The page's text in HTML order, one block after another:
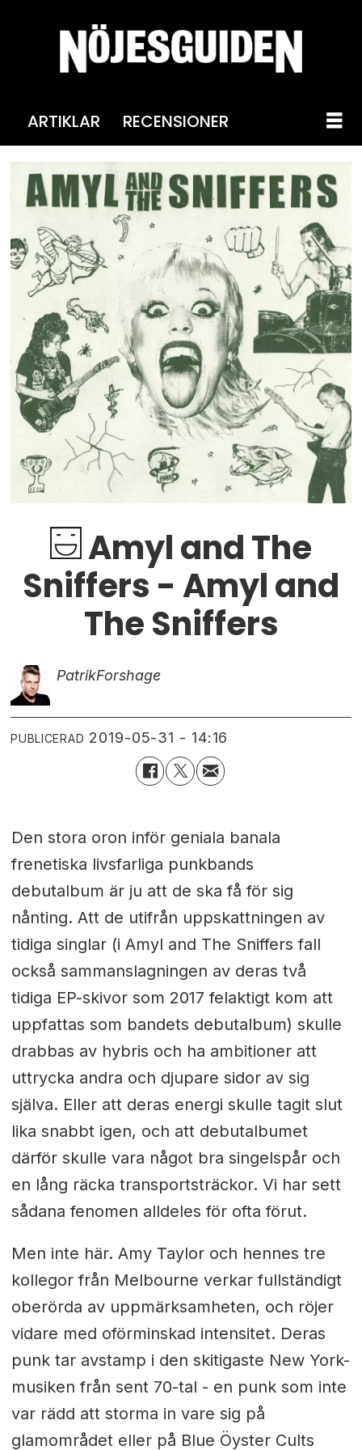
ARTIKLAR RECENSIONER
Amyl and The
Sniffers - Amyl and
The Sniffers
PatrikForshage
PUBLICERAD 2019-05-31 - 14:16
Den stora oron inför geniala banala
frenetiska livsfarliga punkbands
debutalbum är ju att de ska få för sig
nånting. Att de utifrån uppskattningen av
tidiga singlar (i Amyl and The Sniffers fall
också sammanslagningen av deras två
tidiga EP-skivor som 2017 felaktigt kom att
uppfattas som bandets debutalbum) skulle
drabbas av hybris och ha ambitioner att
uttrycka andra och djupare sidor av sig
själva. Eller att deras energi skulle tagit slut
lika snabbt igen, och att debutalbumet
därför skulle vara något bra singelspår och
en lång räcka transportsträckor. Vi har sett
sådana fenomen alldeles för ofta förut.
Men inte här. Amy Taylor och hennes tre
kollegor från Melbourne verkar fullständigt
oberörda av uppmärksamheten, och röjer
vidare med oförminskad intensitet. Deras
punk tar avstamp i den skitigaste New York-
musiken från sent 70-tal - en punk som inte
var rädd att storma in vare sig på
glamområdet eller på Blue Öyster Cults